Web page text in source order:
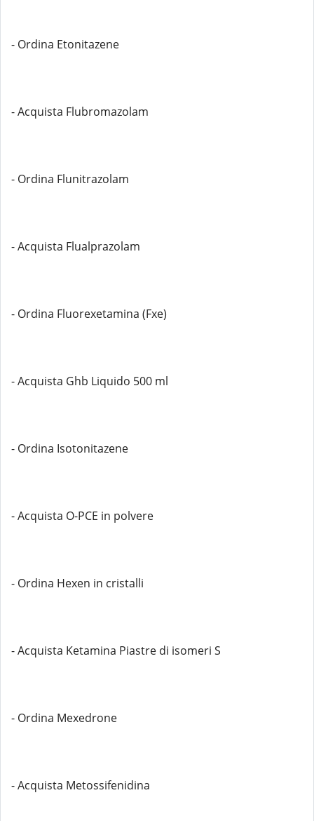
- Ordina Etonitazene
- Acquista Flubromazolam
- Ordina Flunitrazolam
- Acquista Flualprazolam
- Ordina Fluorexetamina (Fxe)
- Acquista Ghb Liquido 500 ml
- Ordina Isotonitazene
- Acquista O-PCE in polvere
- Ordina Hexen in cristalli
- Acquista Ketamina Piastre di isomeri S
- Ordina Mexedrone
- Acquista Metossifenidina